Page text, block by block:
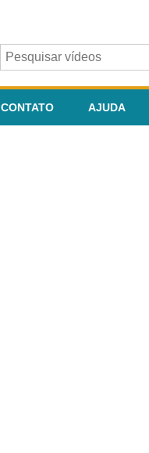
CONTATO AJUDA